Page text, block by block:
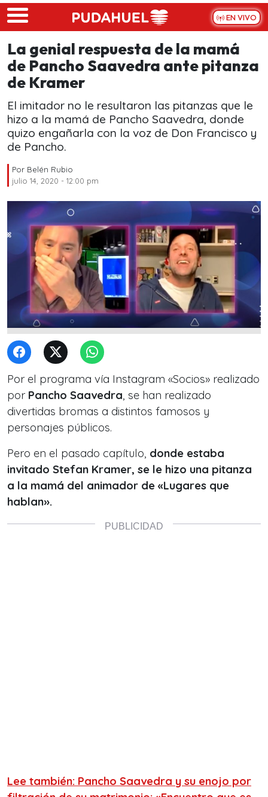
Skip to main content
EN VIVO
La genial respuesta de la mamá
de Pancho Saavedra ante pitanza
de Kramer
El imitador no le resultaron las pitanzas que le
hizo a la mamá de Pancho Saavedra, donde
quizo engañarla con la voz de Don Francisco y
de Pancho.
Por Belén Rubio
julio 14, 2020 - 12:00 pm
Por el programa vía Instagram «Socios» realizado
por Pancho Saavedra , se han realizado
divertidas bromas a distintos famosos y
personajes públicos.
Pero en el pasado capítulo, donde estaba
invitado Stefan Kramer, se le hizo una pitanza
a la mamá del animador de «Lugares que
hablan».
Lee también: Pancho Saavedra y su enojo por